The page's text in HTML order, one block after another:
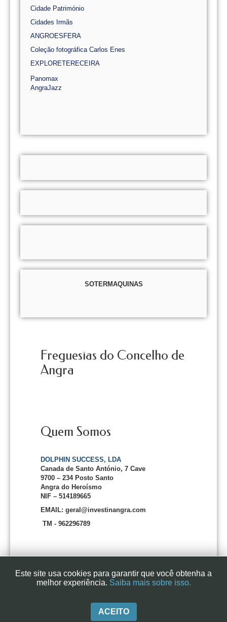
Cidade Património
Cidades Irmãs
ANGROESFERA
Coleção fotográfica Carlos Enes
EXPLORETERECEIRA
Panomax
AngraJazz
SOTERMAQUINAS
Freguesias do Concelho de
Angra
Quem Somos
DOLPHIN SUCCESS, LDA
Canada de Santo António, 7 Cave
9700 – 234 Posto Santo
Angra do Heroísmo
NIF – 514189665
EMAIL: geral@investinangra.com
TM - 962296789
Este site usa cookies para garantir que você obtenha a
melhor experiência. Saiba mais sobre isso.
ACEITO